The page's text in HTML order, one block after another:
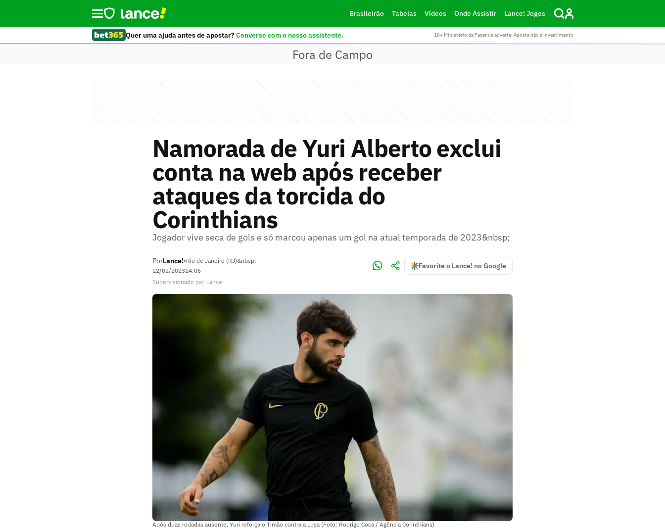
Brasileirão Tabelas Vídeos Onde Assistir Lance! Jogos
Quer uma ajuda antes de apostar?Converse com o nosso assistente. 18+ Ministério da Fazenda adverte: Aposta não é investimento
Fora de Campo
Namorada de Yuri Alberto exclui
conta na web após receber
ataques da torcida do
Corinthians
Jogador vive seca de gols e só marcou apenas um gol na atual temporada de 2023&nbsp;
PorLance!•Rio de Janeiro (RJ)&nbsp;
22/02/202314:06
Favorite o Lance! no Google
Supervisionado por Lance!
Após duas rodadas ausente, Yuri reforça o Timão contra a Lusa (Foto: Rodrigo Coca / Agência Corinthians)